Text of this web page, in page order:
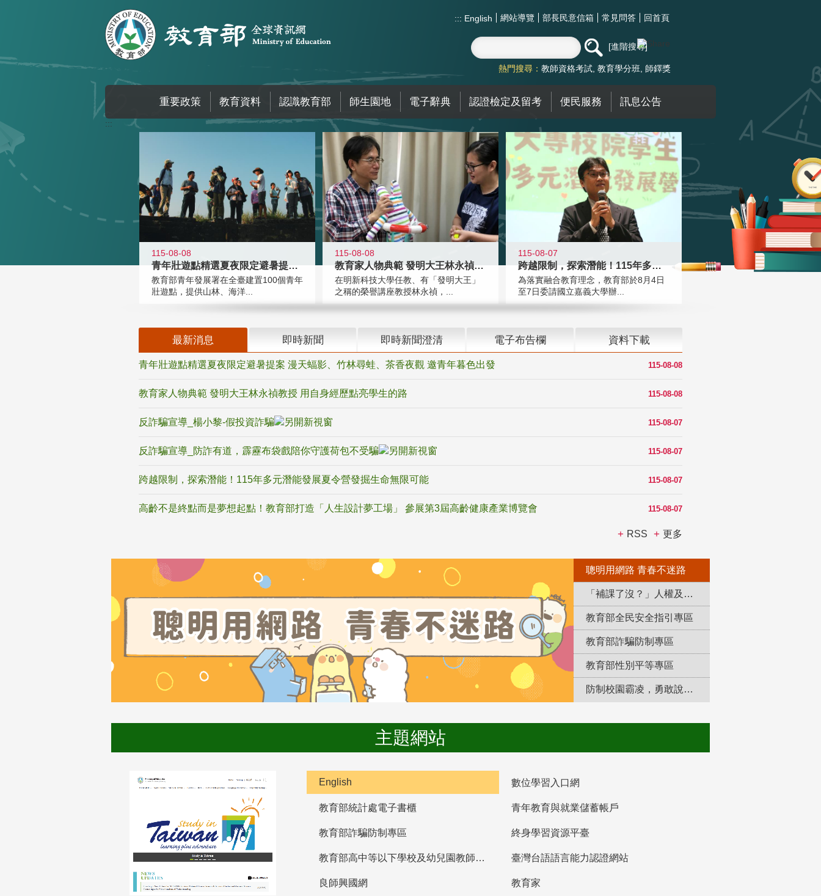
::: English 網站導覽 部長民意信箱 常見問答 回首頁
進階搜尋
熱門搜尋： 教師資格考試 教育學分班 師鐸獎
重要政策 教育資料 認識教育部 師生園地 電子辭典 認證檢定及留考 便民服務 訊息公告
:::
115-08-08
青年壯遊點精選夏夜限定避暑提案 漫
教育部青年發展署在全臺建置100個青年
壯遊點，提供山林、海洋...
115-08-08
教育家人物典範 發明大王林永禎教授
在明新科技大學任教、有「發明大王」
之稱的榮譽講座教授林永禎，...
115-08-07
跨越限制，探索潛能！115年多元潛
為落實融合教育理念，教育部於8月4日
至7日委請國立嘉義大學辦...
最新消息 即時新聞 即時新聞澄清 電子布告欄 資料下載
115-08-08
青年壯遊點精選夏夜限定避暑提案 漫天蝠影、竹林尋蛙、茶香夜觀 邀青年暮色出發
115-08-08
教育家人物典範 發明大王林永禎教授 用自身經歷點亮學生的路
115-08-07
反詐騙宣導_楊小黎-假投資詐騙
115-08-07
反詐騙宣導_防詐有道，霹靂布袋戲陪你守護荷包不受騙
115-08-07
跨越限制，探索潛能！115年多元潛能發展夏令營發掘生命無限可能
115-08-07
高齡不是終點而是夢想起點！教育部打造「人生設計夢工場」 參展第3屆高齡健康產業博覽會
RSS 更多
聰明用網路 青春不迷路
「補課了沒？」人權及轉型正義教育專區
教育部全民安全指引專區
教育部詐騙防制專區
教育部性別平等專區
防制校園霸凌，勇敢說出來！
主題網站
English 數位學習入口網
教育部統計處電子書櫃 青年教育與就業儲蓄帳戶
教育部詐騙防制專區 終身學習資源平臺
教育部高中等以下學校及幼兒園教師資格檢定考試 臺灣台語語言能力認證網站
良師興國網
教育家